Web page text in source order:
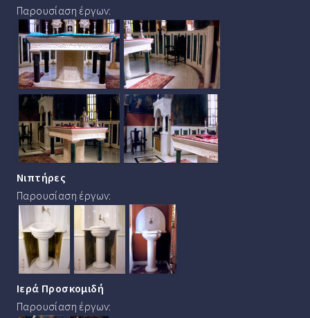
Παρουσίαση έργων:
Νιπτήρες
Παρουσίαση έργων:
Ιερά Προσκομιδή
Παρουσίαση έργων: